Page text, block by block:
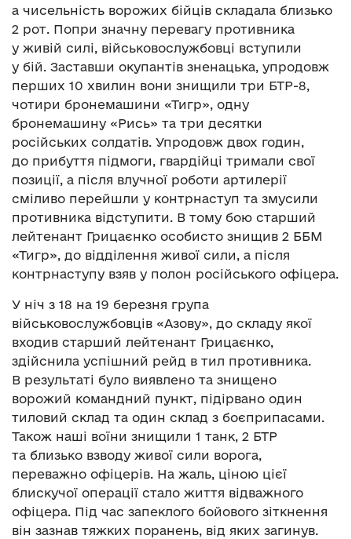
а чисельність ворожих бійців складала близько
2 рот. Попри значну перевагу противника
у живій силі, військовослужбовці вступили
у бій. Заставши окупантів зненацька, упродовж
перших 10 хвилин вони знищили три БТР-8,
чотири бронемашини «Тигр», одну
бронемашину «Рись» та три десятки
російських солдатів. Упродовж двох годин,
до прибуття підмоги, гвардійці тримали свої
позиції, а після влучної роботи артилерії
сміливо перейшли у контрнаступ та змусили
противника відступити. В тому бою старший
лейтенант Грицаєнко особисто знищив 2 ББМ
«Тигр», до відділення живої сили, а після
контрнаступу взяв у полон російського офіцера.
У ніч з 18 на 19 березня група
військовослужбовців «Азову», до складу якої
входив старший лейтенант Грицаєнко,
здійснила успішний рейд в тил противника.
В результаті було виявлено та знищено
ворожий командний пункт, підірвано один
тиловий склад та один склад з боєприпасами.
Також наші воїни знищили 1 танк, 2 БТР
та близько взводу живої сили ворога,
переважно офіцерів. На жаль, ціною цієї
блискучої операції стало життя відважного
офіцера. Під час запеклого бойового зіткнення
він зазнав тяжких поранень, від яких загинув.